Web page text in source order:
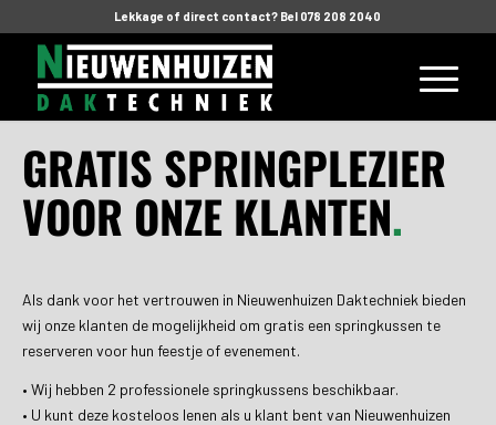
Lekkage of direct contact? Bel 078 208 2040
GRATIS SPRINGPLEZIER
VOOR ONZE KLANTEN.
Als dank voor het vertrouwen in Nieuwenhuizen Daktechniek bieden
wij onze klanten de mogelijkheid om gratis een springkussen te
reserveren voor hun feestje of evenement.
• Wij hebben 2 professionele springkussens beschikbaar.
• U kunt deze kosteloos lenen als u klant bent van Nieuwenhuizen